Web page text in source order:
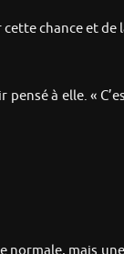
chance et de
à elle. «
normale, mais